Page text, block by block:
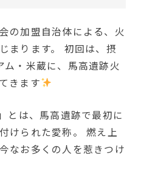
の加盟自治体による、火
まります。 初回は、摂
・米蔵に、馬高遺跡火
きます
とは、馬高遺跡で最初に
けられた愛称。 燃え上
なお多くの人を惹きつけ